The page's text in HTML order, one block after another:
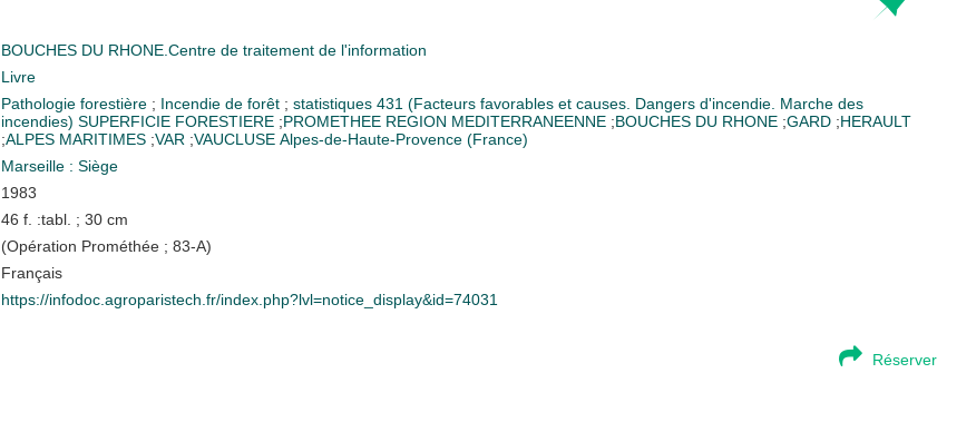
BOUCHES DU RHONE.Centre de traitement de l'information
Livre
Pathologie forestière ; Incendie de forêt ; statistiques 431 (Facteurs favorables et causes. Dangers d'incendie. Marche des
incendies) SUPERFICIE FORESTIERE ;PROMETHEE REGION MEDITERRANEENNE ;BOUCHES DU RHONE ;GARD ;HERAULT
;ALPES MARITIMES ;VAR ;VAUCLUSE Alpes-de-Haute-Provence (France)
Marseille : Siège
1983
46 f. :tabl. ; 30 cm
(Opération Prométhée ; 83-A)
Français
https://infodoc.agroparistech.fr/index.php?lvl=notice_display&id=74031
Réserver